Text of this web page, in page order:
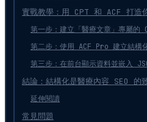
實戰教學：用 CPT 和 ACF 打造
第一步：建立「醫療文章」專屬
第二步：使用 ACF Pro 建立結構
第三步：在前台顯示資料並嵌入
結論：結構化是醫療內容 SEO 的
延伸閱讀
常見問題